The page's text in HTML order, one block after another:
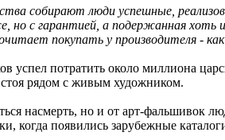
собирают люди успешные,
с гарантией, а подержанная хоть и
покупать у производителя -
успел потратить около миллиона
стоя рядом с живым художником.
насмерть, но и от арт-
когда появились зарубежные